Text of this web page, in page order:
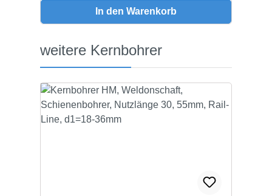
In den Warenkorb
Produktgalerie überspringen
weitere Kernbohrer